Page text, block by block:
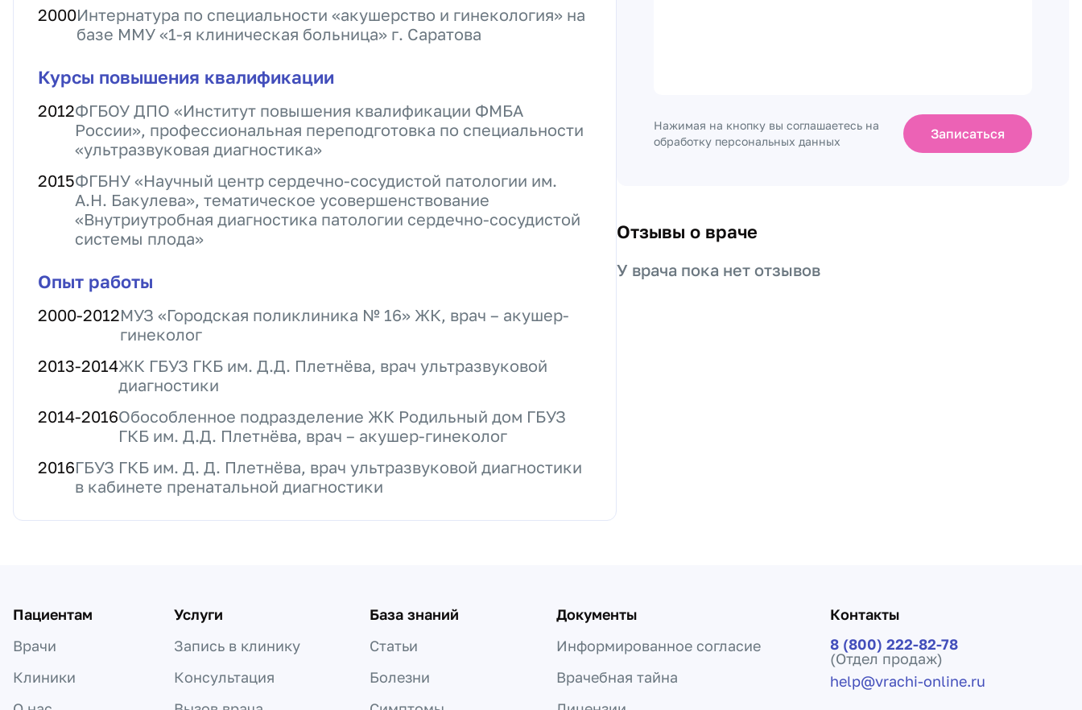
2000Интернатура по специальности «акушерство и гинекология» на
базе ММУ «1-я клиническая больница» г. Саратова
Курсы повышения квалификации
2012ФГБОУ ДПО «Институт повышения квалификации ФМБА
России», профессиональная переподготовка по специальности
«ультразвуковая диагностика»
2015ФГБНУ «Научный центр сердечно-сосудистой патологии им.
А.Н. Бакулева», тематическое усовершенствование
«Внутриутробная диагностика патологии сердечно-сосудистой
системы плода»
Опыт работы
2000-2012МУЗ «Городская поликлиника № 16» ЖК, врач – акушер-
гинеколог
2013-2014ЖК ГБУЗ ГКБ им. Д.Д. Плетнёва, врач ультразвуковой
диагностики
2014-2016Обособленное подразделение ЖК Родильный дом ГБУЗ
ГКБ им. Д.Д. Плетнёва, врач – акушер-гинеколог
2016ГБУЗ ГКБ им. Д. Д. Плетнёва, врач ультразвуковой диагностики
в кабинете пренатальной диагностики
Нажимая на кнопку вы соглашаетесь на
обработку персональных данных
Записаться
Отзывы о враче
У врача пока нет отзывов
Пациентам
Врачи
Клиники
Услуги
Запись в клинику
Консультация
База знаний
Статьи
Болезни
Документы
Информированное согласие
Врачебная тайна
Контакты
8 (800) 222-82-78
(Отдел продаж)
help@vrachi-online.ru